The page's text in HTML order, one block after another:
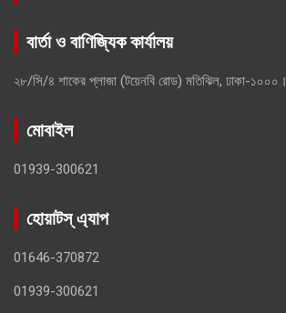
বার্তা ও বাণিজ্যিক কার্যালয়
২৮/সি/৪ শাকের প্লাজা (টয়েনবি রোড) মতিঝিল, ঢাকা-১০০০।
মোবাইল
01939-300621
হোয়াটস্ এ্যাপ
01646-370872
01939-300621